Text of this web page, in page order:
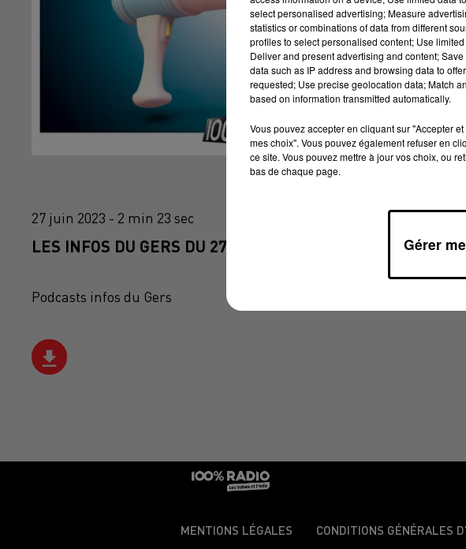
27 juin 2023 - 2 min 23 sec
LES INFOS DU GERS DU 27/06/2023 À 14H00
Podcasts infos du Gers
MENTIONS LÉGALES CONDITIONS GÉNÉRALES
select personalised advertising; Measure
statistics or combinations of data from different
profiles to select personalised content; Use
Deliver and present advertising and content;
data such as IP address and browsing data to
requested; Use precise geolocation data; Match
based on information transmitted automatically.
Vous pouvez accepter en cliquant sur "Accepter
mes choix". Vous pouvez également refuser en
ce site. Vous pouvez mettre à jour vos choix, ou
bas de chaque page.
Gérer